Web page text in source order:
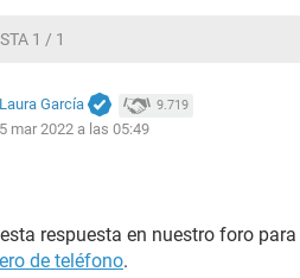
1 / 1
Laura García 9.719
5 mar 2022 a las 05:49
respuesta en nuestro foro para
de teléfono.